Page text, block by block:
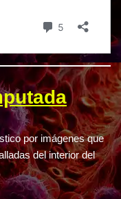
por imágenes que
del interior del